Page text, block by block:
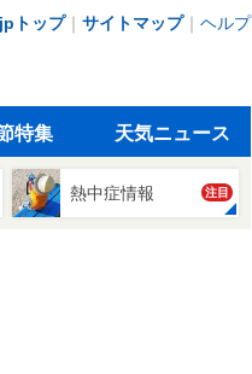
トップ｜ サイトマップ｜ ヘルプ
特集 天気ニュース
熱中症情報 注目